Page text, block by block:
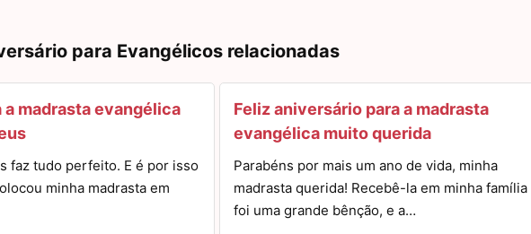
para Evangélicos relacionadas
a madrasta evangélica
faz tudo perfeito. E é por isso
minha madrasta em
Feliz aniversário para a madrasta
evangélica muito querida
Parabéns por mais um ano de vida, minha
madrasta querida! Recebê-la em minha família
foi uma grande bênção, e a…